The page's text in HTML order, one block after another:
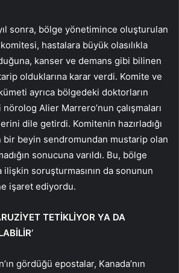
sonra, bölge yönetimince oluşturulan
hastalara büyük olasılıkla
kanser ve demans gibi bilinen
olduklarına karar verdi. Komite ve
ayrıca bölgedeki doktorların
Alier Marrero’nun çalışmaları
dile getirdi. Komitenin hazırladığı
beyin sendromundan mustarip olan
sonucuna varıldı. Bu, bölge
soruşturmasının da sonunun
işaret ediyordu.
TETİKLİYOR YA DA
gördüğü epostalar, Kanada’nın